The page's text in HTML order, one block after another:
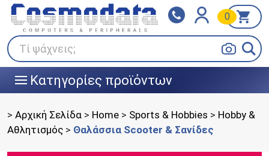
Τί ψάχνεις;
0
||| Κατηγορίες προϊόντων
Klarna
Πληρώστε σε 3
άτοκες δόσεις
BOX NOW
> Αρχική Σελίδα > Home > Sports & Hobbies > Hobby &
Αθλητισμός > Θαλάσσια Scooter & Σανίδες